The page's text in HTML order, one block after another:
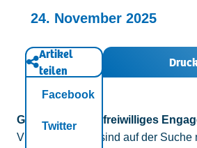
24. November 2025
Artikel
teilen
Facebook
Twitter
Glücklich durch freiwilliges
Viele Menschen sind auf der Suche